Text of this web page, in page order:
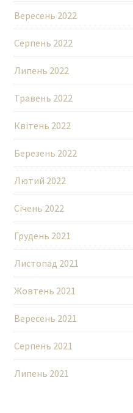
Вересень 2022
Серпень 2022
Липень 2022
Травень 2022
Квітень 2022
Березень 2022
Лютий 2022
Січень 2022
Грудень 2021
Листопад 2021
Жовтень 2021
Вересень 2021
Серпень 2021
Липень 2021